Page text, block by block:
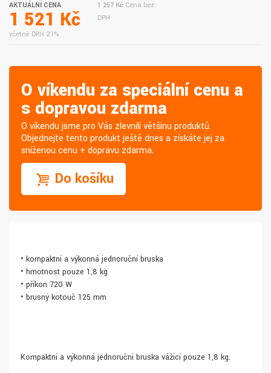
AKTUÁLNÍ CENA
1 521 Kč
včetně DPH 21%
1 257 Kč Cena bez
DPH
O víkendu za speciální cenu a
s dopravou zdarma
O víkendu jsme pro Vás zlevnili většinu produktů.
Objednejte tento produkt ještě dnes a získáte jej za
sníženou cenu + dopravu zdarma.
Do košíku
• kompaktní a výkonná jednoruční bruska
• hmotnost pouze 1,8 kg
• příkon 720 W
• brusný kotouč 125 mm
Kompaktní a výkonná jednoruční bruska vážící pouze 1,8 kg.